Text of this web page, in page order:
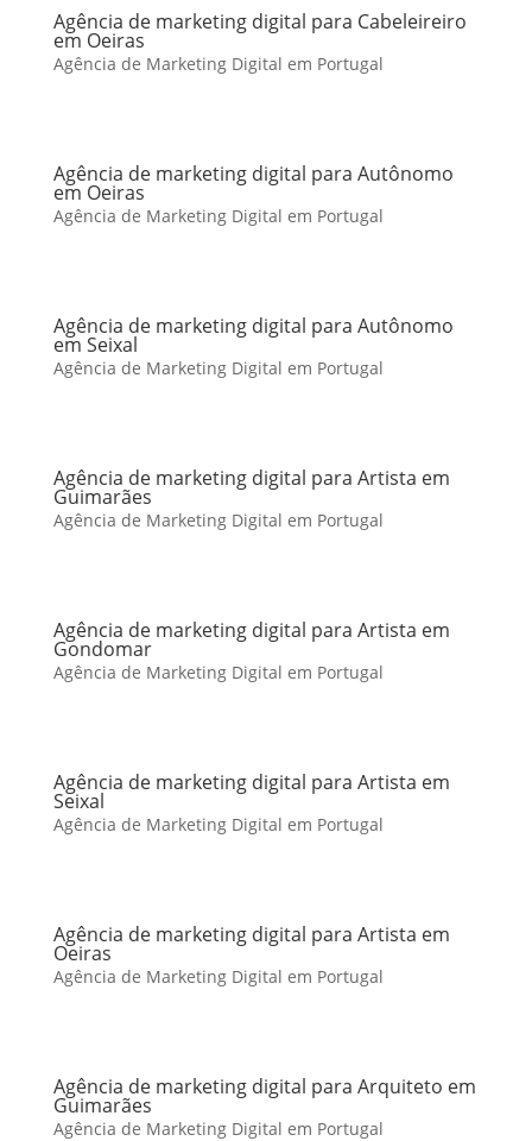
Agência de marketing digital para Cabeleireiro
em Oeiras
Agência de Marketing Digital em Portugal
Agência de marketing digital para Autônomo
em Oeiras
Agência de Marketing Digital em Portugal
Agência de marketing digital para Autônomo
em Seixal
Agência de Marketing Digital em Portugal
Agência de marketing digital para Artista em
Guimarães
Agência de Marketing Digital em Portugal
Agência de marketing digital para Artista em
Gondomar
Agência de Marketing Digital em Portugal
Agência de marketing digital para Artista em
Seixal
Agência de Marketing Digital em Portugal
Agência de marketing digital para Artista em
Oeiras
Agência de Marketing Digital em Portugal
Agência de marketing digital para Arquiteto em
Guimarães
Agência de Marketing Digital em Portugal